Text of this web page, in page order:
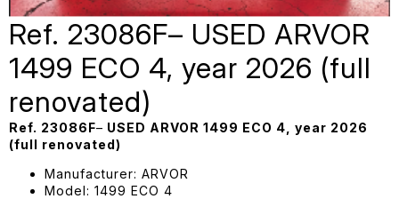
Ref. 23086F– USED ARVOR
1499 ECO 4, year 2026 (full
renovated)
Ref. 23086F– USED ARVOR 1499 ECO 4, year 2026
(full renovated)
Manufacturer: ARVOR
Model: 1499 ECO 4